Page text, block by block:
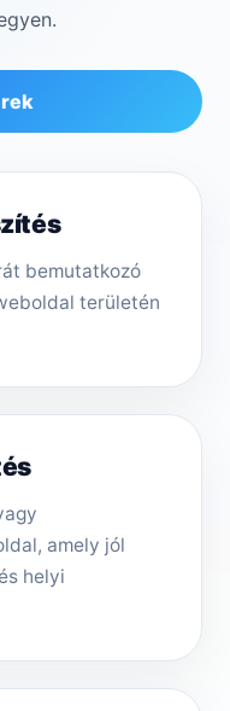
bemutatkozó
területén
amely jól
helyi